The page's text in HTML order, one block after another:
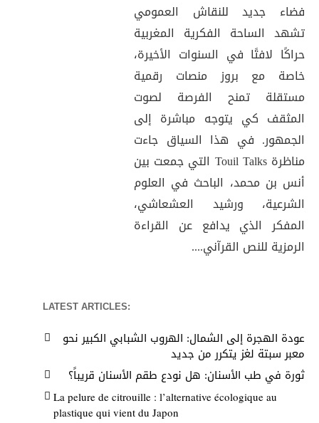
فضاء جديد للنقاش العمومي
تشهد الساحة الفكرية المغربية
حراكًا لافتًا في السنوات الأخيرة،
خاصة مع بروز منصات رقمية
مستقلة تمنح الفرصة لصوت
المثقف كي يتوجه مباشرة إلى
الجمهور. في هذا السياق جاءت
مناظرة Touil Talks التي جمعت بين
أنس بن محمد، الباحث في العلوم
الشرعية، ورشيد العشعاشي،
المفكر الذي يدافع عن القراءة
الرمزية للنص القرآني....
LATEST ARTICLES:
عودة الهجرة إلى الشمال: الهروب الشبابي الكبير نحو
معبر سبتة لغز يتكرر من جديد
ثورة في طب الأسنان: هل نودع طقم الأسنان قريباً؟
La pelure de citrouille : l’alternative écologique au
plastique qui vient du Japon